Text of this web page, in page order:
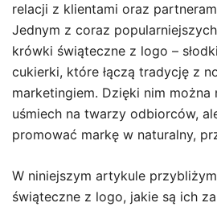
relacji z klientami oraz
Jednym z coraz
krówki świąteczne z logo –
cukierki, które łączą tradycję z
marketingiem. Dzięki nim można
uśmiech na twarzy odbiorców,
promować markę w naturalny,
W niniejszym artykule
świąteczne z logo, jakie są ich